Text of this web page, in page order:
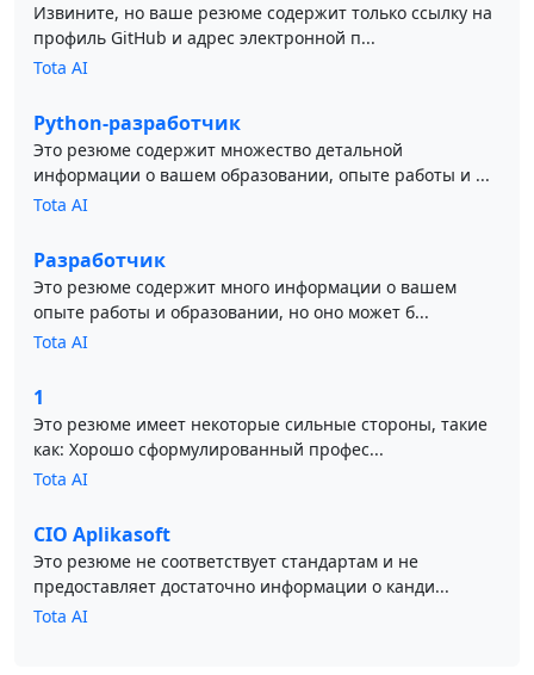
Извините, но ваше резюме содержит только ссылку на
профиль GitHub и адрес электронной п...
Tota AI
Python-разработчик
Это резюме содержит множество детальной
информации о вашем образовании, опыте работы и ...
Tota AI
Разработчик
Это резюме содержит много информации о вашем
опыте работы и образовании, но оно может б...
Tota AI
1
Это резюме имеет некоторые сильные стороны, такие
как: Хорошо сформулированный профес...
Tota AI
CIO Aplikasoft
Это резюме не соответствует стандартам и не
предоставляет достаточно информации о канди...
Tota AI